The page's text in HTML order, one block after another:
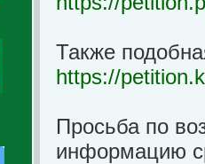
Также
https://
Просьба по
информацию